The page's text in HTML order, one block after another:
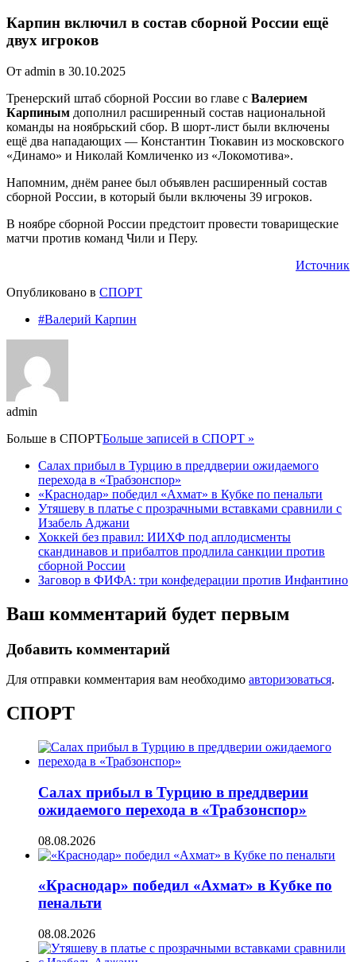
Карпин включил в состав сборной России ещё
двух игроков
От admin в 30.10.2025
Тренерский штаб сборной России во главе с Валерием
Карпиным дополнил расширенный состав национальной
команды на ноябрьский сбор. В шорт-лист были включены
ещё два нападающих — Константин Тюкавин из московского
«Динамо» и Николай Комличенко из «Локомотива».
Напомним, днём ранее был объявлен расширенный состав
сборной России, в который были включены 39 игроков.
В ноябре сборной России предстоит провести товарищеские
матчи против команд Чили и Перу.
Источник
Опубликовано в СПОРТ
#Валерий Карпин
admin
Больше в СПОРТБольше записей в СПОРТ »
Салах прибыл в Турцию в преддверии ожидаемого
перехода в «Трабзонспор»
«Краснодар» победил «Ахмат» в Кубке по пенальти
Утяшеву в платье с прозрачными вставками сравнили с
Изабель Аджани
Хоккей без правил: ИИХФ под аплодисменты
скандинавов и прибалтов продлила санкции против
сборной России
Заговор в ФИФА: три конфедерации против Инфантино
Ваш комментарий будет первым
Добавить комментарий
Для отправки комментария вам необходимо авторизоваться.
СПОРТ
Салах прибыл в Турцию в преддверии
ожидаемого перехода в «Трабзонспор»
08.08.2026
«Краснодар» победил «Ахмат» в Кубке по
пенальти
08.08.2026